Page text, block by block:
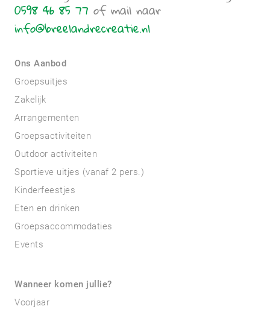
0598 46 85 77 of mail naar
info@breelandrecreatie.nl
Ons Aanbod
Groepsuitjes
Zakelijk
Arrangementen
Groepsactiviteiten
Outdoor activiteiten
Sportieve uitjes (vanaf 2 pers.)
Kinderfeestjes
Eten en drinken
Groepsaccommodaties
Events
Wanneer komen jullie?
Voorjaar